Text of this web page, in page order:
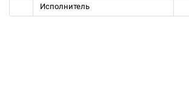
Исполнитель